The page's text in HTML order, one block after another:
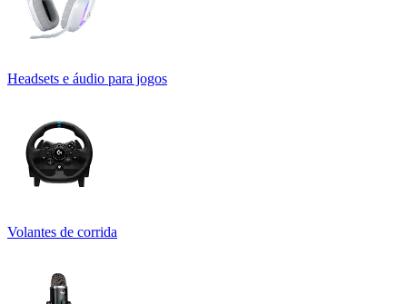
Headsets e áudio para jogos
Volantes de corrida